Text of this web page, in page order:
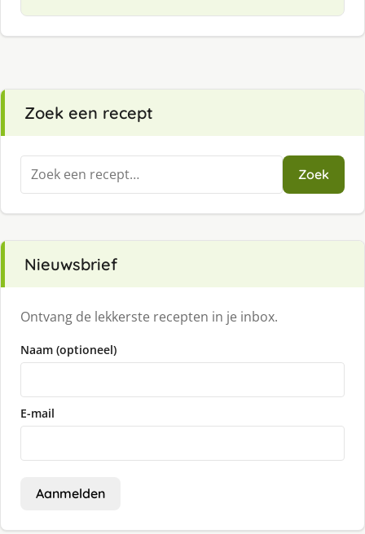
Zoek een recept
Zoeken
naar:
Zoek
Nieuwsbrief
Ontvang de lekkerste recepten in je inbox.
Naam (optioneel)
E-mail
Aanmelden